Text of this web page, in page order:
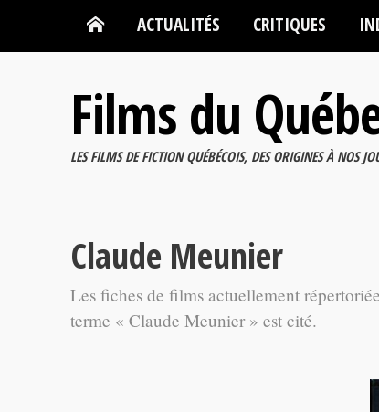
ACTUALITÉS CRITIQUES
Films du
LES FILMS DE FICTION QUÉBÉCOIS, DES ORIGINES À NOS
Claude Meunier
Les fiches de films actuellement
terme « Claude Meunier » est cité.